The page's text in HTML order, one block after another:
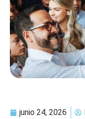
junio 24, 2026